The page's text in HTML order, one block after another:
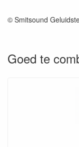
© Smitsound
Goed te